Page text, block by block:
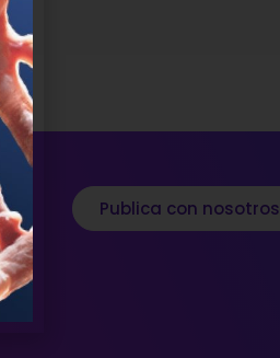
Publica con nosotros